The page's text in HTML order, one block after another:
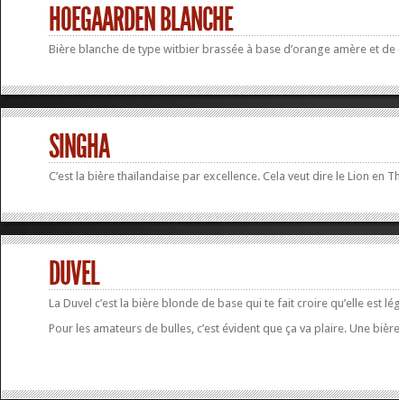
HOEGAARDEN BLANCHE
Bière blanche de type witbier brassée à base d’orange amère et
SINGHA
C’est la bière thaïlandaise par excellence. Cela veut dire le Lion en
DUVEL
La Duvel c’est la bière blonde de base qui te fait croire qu’elle est
Pour les amateurs de bulles, c’est évident que ça va plaire. Une